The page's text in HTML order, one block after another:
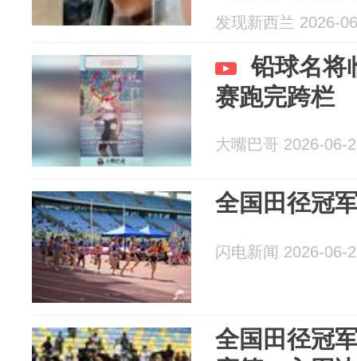
发现新西兰 2026-
铅球名将
赛跑完跨栏
大嘴巴哥 2026-06-
全国田径冠
闪电新闻 2026-06-
全国田径冠